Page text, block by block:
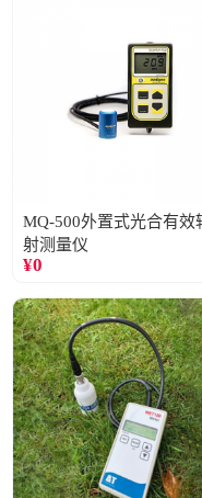
MQ-500外置式光合有效
射测量仪
¥0